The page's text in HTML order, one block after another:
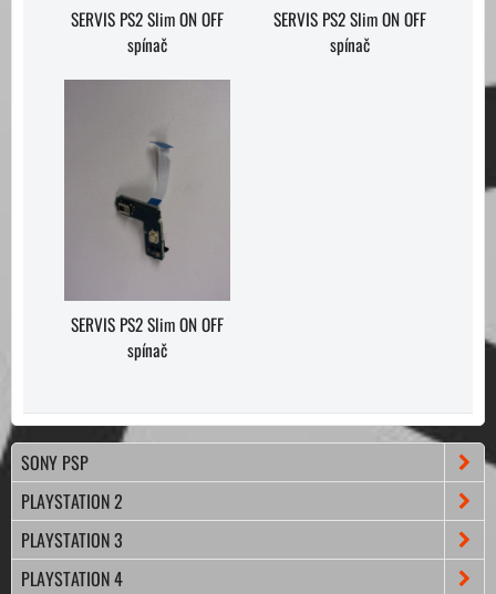
SERVIS PS2 Slim ON OFF
spínač
SERVIS PS2 Slim ON OFF
spínač
SERVIS PS2 Slim ON OFF
spínač
SONY PSP
PLAYSTATION 2
PLAYSTATION 3
PLAYSTATION 4